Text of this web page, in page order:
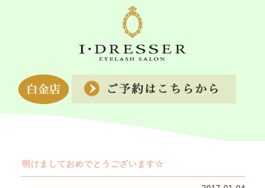
明けましておめでとうございます☆